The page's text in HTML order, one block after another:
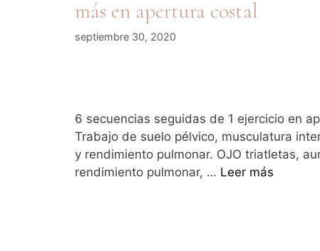
más en apertura costal
septiembre 30, 2020
6 secuencias seguidas de 1 ejercicio en
Trabajo de suelo pélvico, musculatura
y rendimiento pulmonar. OJO triatletas,
rendimiento pulmonar, … Leer más